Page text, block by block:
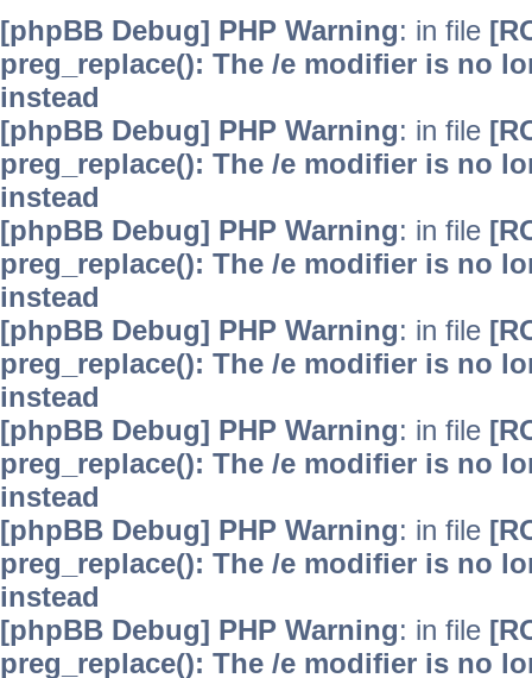
[phpBB Debug] PHP Warning: in file
preg_replace(): The /e modifier is no
instead
[phpBB Debug] PHP Warning: in file
preg_replace(): The /e modifier is no
instead
[phpBB Debug] PHP Warning: in file
preg_replace(): The /e modifier is no
instead
[phpBB Debug] PHP Warning: in file
preg_replace(): The /e modifier is no
instead
[phpBB Debug] PHP Warning: in file
preg_replace(): The /e modifier is no
instead
[phpBB Debug] PHP Warning: in file
preg_replace(): The /e modifier is no
instead
[phpBB Debug] PHP Warning: in file
preg_replace(): The /e modifier is no